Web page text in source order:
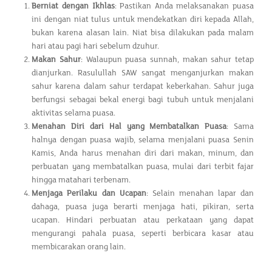
Berniat dengan Ikhlas: Pastikan Anda melaksanakan puasa
ini dengan niat tulus untuk mendekatkan diri kepada Allah,
bukan karena alasan lain. Niat bisa dilakukan pada malam
hari atau pagi hari sebelum dzuhur.
Makan Sahur: Walaupun puasa sunnah, makan sahur tetap
dianjurkan. Rasulullah SAW sangat menganjurkan makan
sahur karena dalam sahur terdapat keberkahan. Sahur juga
berfungsi sebagai bekal energi bagi tubuh untuk menjalani
aktivitas selama puasa.
Menahan Diri dari Hal yang Membatalkan Puasa: Sama
halnya dengan puasa wajib, selama menjalani puasa Senin
Kamis, Anda harus menahan diri dari makan, minum, dan
perbuatan yang membatalkan puasa, mulai dari terbit fajar
hingga matahari terbenam.
Menjaga Perilaku dan Ucapan: Selain menahan lapar dan
dahaga, puasa juga berarti menjaga hati, pikiran, serta
ucapan. Hindari perbuatan atau perkataan yang dapat
mengurangi pahala puasa, seperti berbicara kasar atau
membicarakan orang lain.